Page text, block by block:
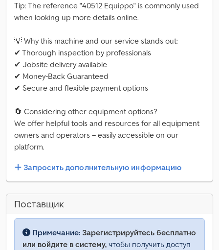
Tip: The reference "40512 Equippo" is commonly used
when looking up more details online.
💡 Why this machine and our service stands out:
✔ Thorough inspection by professionals
✔ Jobsite delivery available
✔ Money-Back Guaranteed
✔ Secure and flexible payment options
🔄 Considering other equipment options?
We offer helpful tools and resources for all equipment
owners and operators – easily accessible on our
platform.
Запросить дополнительную информацию
Поставщик
Примечание: Зарегистрируйтесь бесплатно
или войдите в систему, чтобы получить доступ